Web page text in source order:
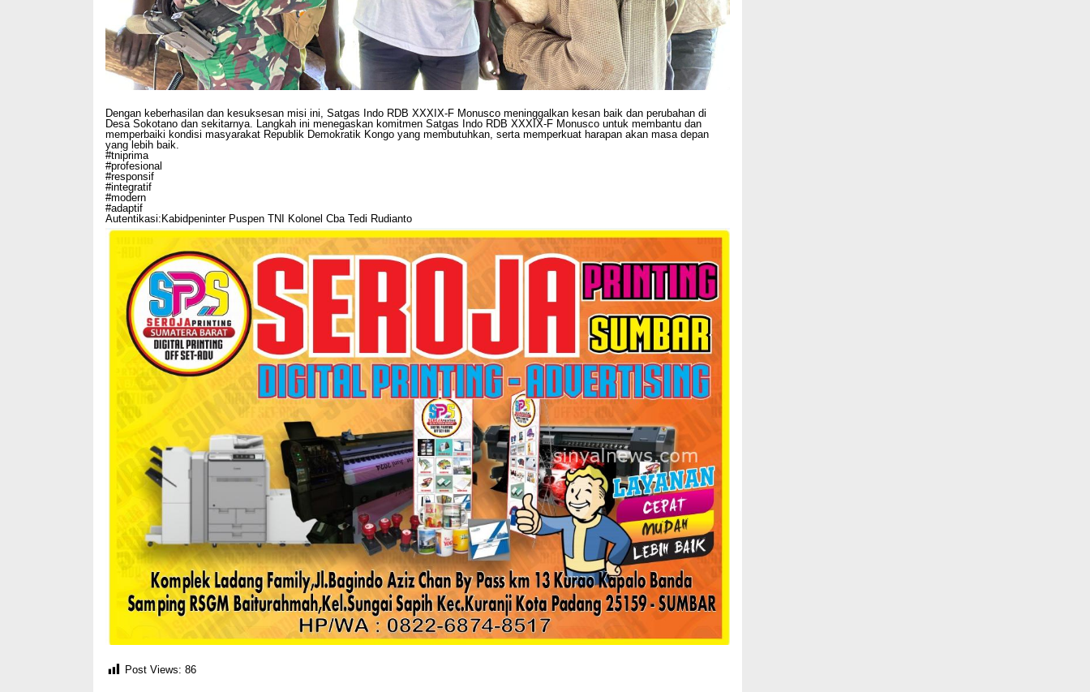
Dengan keberhasilan dan kesuksesan misi ini, Satgas Indo RDB XXXIX-F Monusco meninggalkan kesan baik dan perubahan di
Desa Sokotano dan sekitarnya. Langkah ini menegaskan komitmen Satgas Indo RDB XXXIX-F Monusco untuk membantu dan
memperbaiki kondisi masyarakat Republik Demokratik Kongo yang membutuhkan, serta memperkuat harapan akan masa depan
yang lebih baik.
#tniprima
#profesional
#responsif
#integratif
#modern
#adaptif
Autentikasi:Kabidpeninter Puspen TNI Kolonel Cba Tedi Rudianto
Post Views: 86